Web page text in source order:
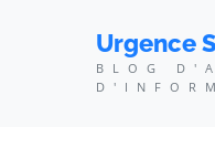
Urgence
Urgence
BLOG